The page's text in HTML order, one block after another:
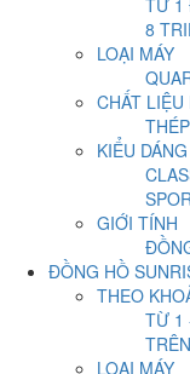
8
LOẠI MÁY
CHẤT LIỆU
KIỂU DÁNG
GIỚI TÍNH
ĐỒNG HỒ
THEO
TỪ 1
LOẠI MÁY